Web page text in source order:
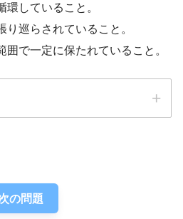
していること。
巡らされていること。
で一定に保たれていること。
の問題